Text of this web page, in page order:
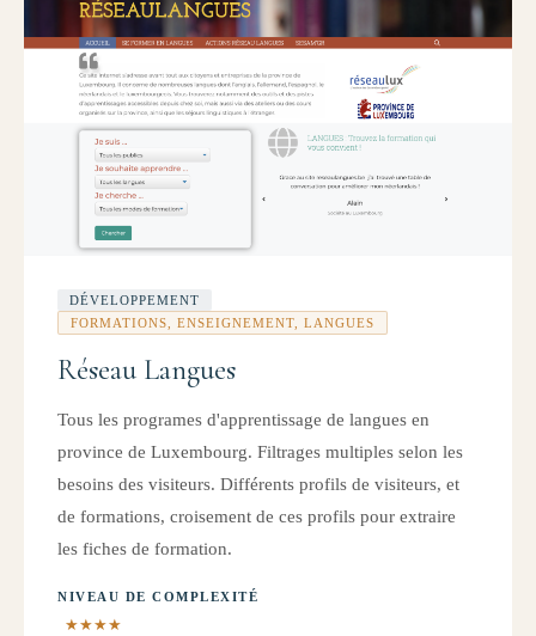
DÉVELOPPEMENT
FORMATIONS, ENSEIGNEMENT, LANGUES
Réseau Langues
Tous les programes d'apprentissage de langues en
province de Luxembourg. Filtrages multiples selon les
besoins des visiteurs. Différents profils de visiteurs, et
de formations, croisement de ces profils pour extraire
les fiches de formation.
NIVEAU DE COMPLEXITÉ
★★★★